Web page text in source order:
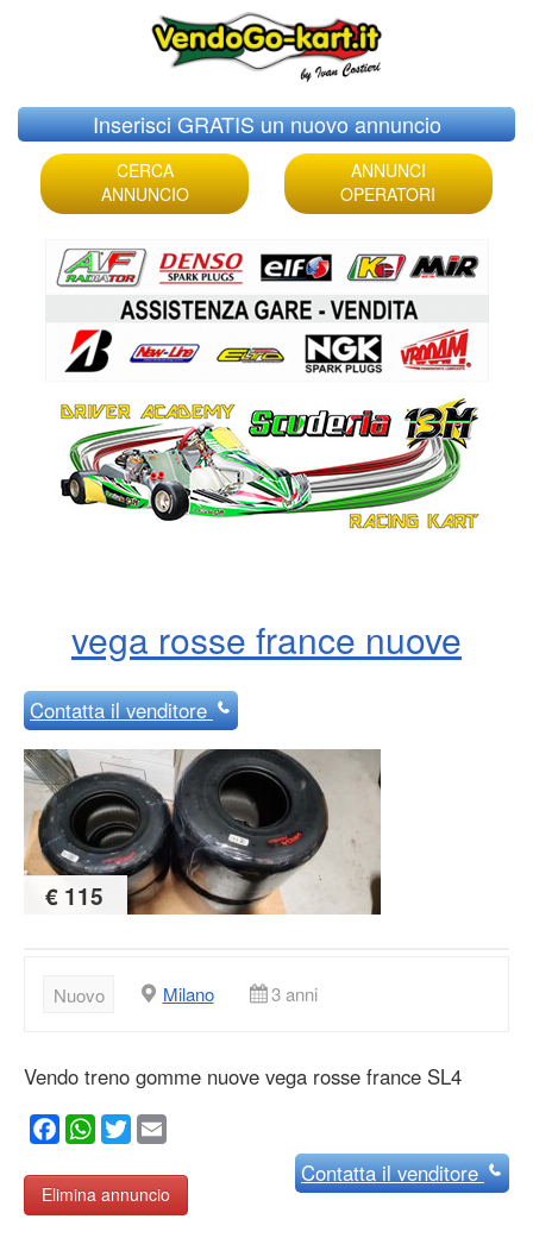
Skip
to
content
Inserisci GRATIS un nuovo annuncio
CERCA
ANNUNCIO
ANNUNCI
OPERATORI
vega rosse france nuove
Contattail venditore
€ 115
Nuovo Milano 3 anni
Vendo treno gomme nuove vega rosse france SL4
Facebook
WhatsApp
Twitter
Elimina annuncio
Contattail venditore